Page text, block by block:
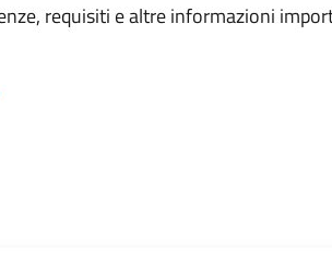
requisiti e altre informazioni